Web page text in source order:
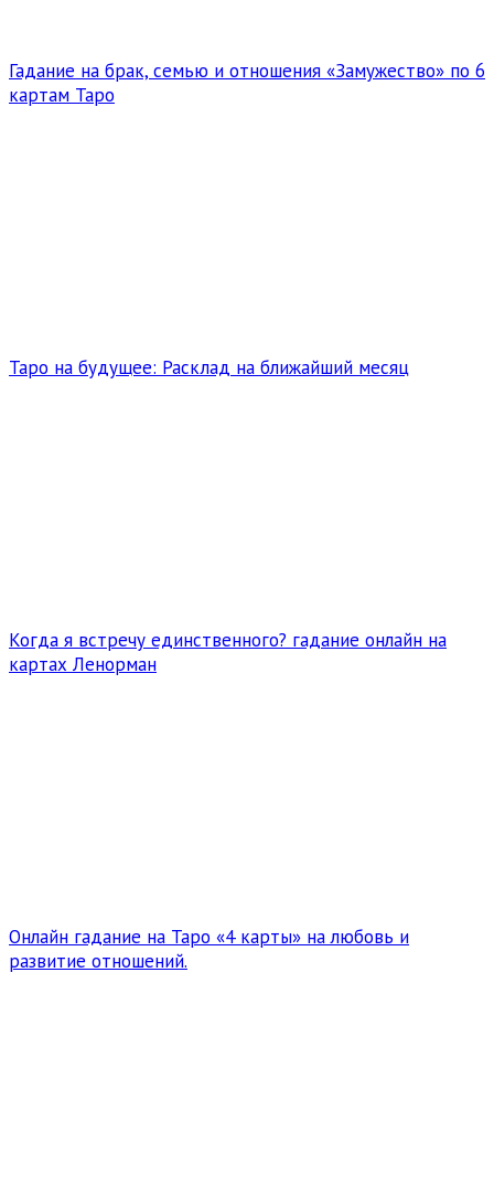
Гадание на брак, семью и отношения «Замужество» по 6
картам Таро
Таро на будущее: Расклад на ближайший месяц
Когда я встречу единственного? гадание онлайн на
картах Ленорман
Онлайн гадание на Таро «4 карты» на любовь и
развитие отношений.